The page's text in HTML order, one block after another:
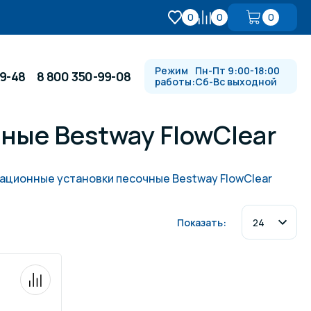
0 0 0
Противотоки и гидромассажи
Водопады, водяные пушки и
48 8 800 350-99-08
Режим
работы:
Пн-Пт 9:00-18:00
Сб-Вс выходной
Bestway FlowClear
установки песочные Bestway FlowClear
Показать: